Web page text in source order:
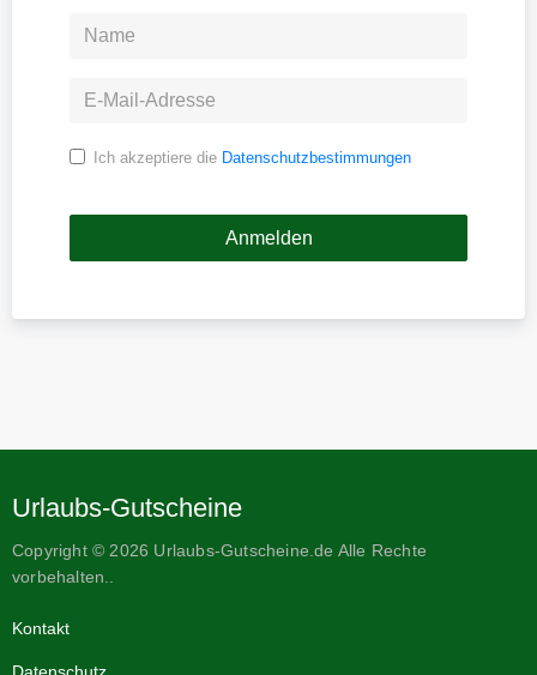
Ich akzeptiere die Datenschutzbestimmungen
Urlaubs-Gutscheine
Copyright © 2026 Urlaubs-Gutscheine.de Alle Rechte
vorbehalten..
Kontakt